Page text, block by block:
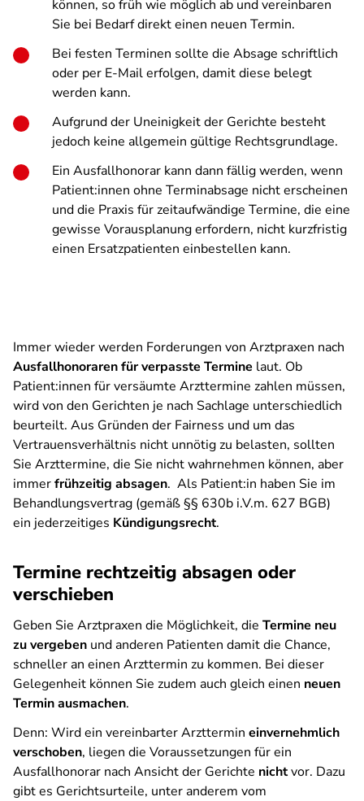
können, so früh wie möglich ab und vereinbaren
Sie bei Bedarf direkt einen neuen Termin.
Bei festen Terminen sollte die Absage schriftlich
oder per E-Mail erfolgen, damit diese belegt
werden kann.
Aufgrund der Uneinigkeit der Gerichte besteht
jedoch keine allgemein gültige Rechtsgrundlage.
Ein Ausfallhonorar kann dann fällig werden, wenn
Patient:innen ohne Terminabsage nicht erscheinen
und die Praxis für zeitaufwändige Termine, die eine
gewisse Vorausplanung erfordern, nicht kurzfristig
einen Ersatzpatienten einbestellen kann.
Immer wieder werden Forderungen von Arztpraxen nach
Ausfallhonoraren für verpasste Termine laut. Ob
Patient:innen für versäumte Arzttermine zahlen müssen,
wird von den Gerichten je nach Sachlage unterschiedlich
beurteilt. Aus Gründen der Fairness und um das
Vertrauensverhältnis nicht unnötig zu belasten, sollten
Sie Arzttermine, die Sie nicht wahrnehmen können, aber
immerfrühzeitig absagen. Als Patient:in haben Sie im
Behandlungsvertrag (gemäß §§ 630b i.V.m. 627 BGB)
ein jederzeitiges Kündigungsrecht.
Termine rechtzeitig absagen oder
verschieben
Geben Sie Arztpraxen die Möglichkeit, die Termine neu
zu vergeben und anderen Patienten damit die Chance,
schneller an einen Arzttermin zu kommen. Bei dieser
Gelegenheit können Sie zudem auch gleich einen neuen
Termin ausmachen.
Denn: Wird ein vereinbarter Arzttermin einvernehmlich
verschoben, liegen die Voraussetzungen für ein
Ausfallhonorar nach Ansicht der Gerichte nichtvor. Dazu
gibt es Gerichtsurteile, unter anderem vom